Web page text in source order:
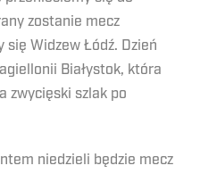
zostanie mecz
się Widzew Łódź. Dzień
Białystok, która
zwycięski szlak po
niedzieli będzie mecz